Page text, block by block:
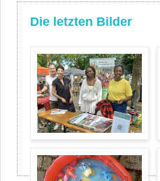
Die letzten Bilder